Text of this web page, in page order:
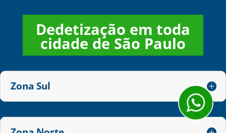
Dedetização em toda
cidade de São Paulo
Zona Sul